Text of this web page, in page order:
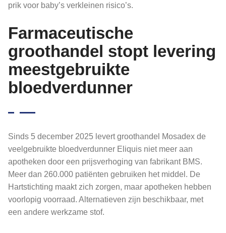
prik voor baby’s verkleinen risico’s.
Farmaceutische
groothandel stopt levering
meestgebruikte
bloedverdunner
Sinds 5 december 2025 levert groothandel Mosadex de
veelgebruikte bloedverdunner Eliquis niet meer aan
apotheken door een prijsverhoging van fabrikant BMS.
Meer dan 260.000 patiënten gebruiken het middel. De
Hartstichting maakt zich zorgen, maar apotheken hebben
voorlopig voorraad. Alternatieven zijn beschikbaar, met
een andere werkzame stof.